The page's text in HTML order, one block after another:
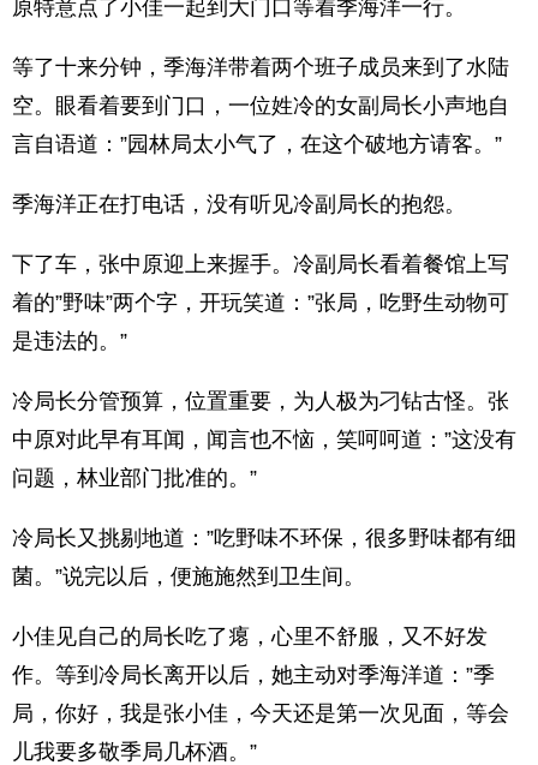
原特意点了小佳一起到大门口等着季海洋一行。
等了十来分钟，季海洋带着两个班子成员来到了水陆
空。眼看着要到门口，一位姓冷的女副局长小声地自
言自语道：”园林局太小气了，在这个破地方请客。”
季海洋正在打电话，没有听见冷副局长的抱怨。
下了车，张中原迎上来握手。冷副局长看着餐馆上写
着的”野味”两个字，开玩笑道：”张局，吃野生动物可
是违法的。”
冷局长分管预算，位置重要，为人极为刁钻古怪。张
中原对此早有耳闻，闻言也不恼，笑呵呵道：”这没有
问题，林业部门批准的。”
冷局长又挑剔地道：”吃野味不环保，很多野味都有细
菌。”说完以后，便施施然到卫生间。
小佳见自己的局长吃了瘪，心里不舒服，又不好发
作。等到冷局长离开以后，她主动对季海洋道：”季
局，你好，我是张小佳，今天还是第一次见面，等会
儿我要多敬季局几杯酒。”